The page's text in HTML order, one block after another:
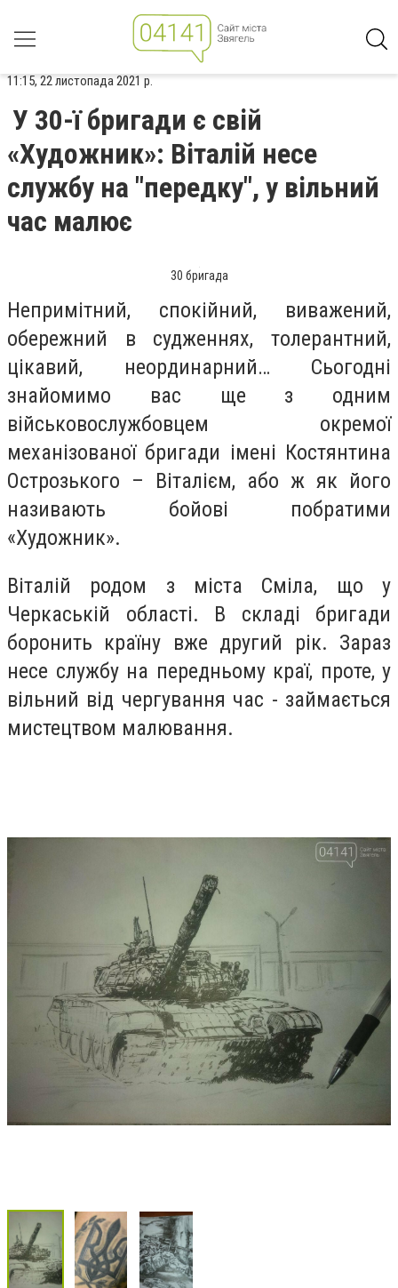
11:15, 22 листопада 2021 р.
У 30-ї бригади є свій
«Художник»: Віталій несе
службу на "передку", у вільний
час малює
30 бригада
Непримітний, спокійний, виважений,
обережний в судженнях, толерантний,
цікавий, неординарний… Сьогодні
знайомимо вас ще з одним
військовослужбовцем окремої
механізованої бригади імені Костянтина
Острозького – Віталієм, або ж як його
називають бойові побратими
«Художник».
Віталій родом з міста Сміла, що у
Черкаській області. В складі бригади
боронить країну вже другий рік. Зараз
несе службу на передньому краї, проте, у
вільний від чергування час - займається
мистецтвом малювання.